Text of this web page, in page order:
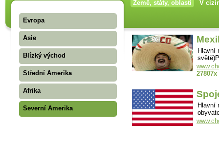
Země, státy, oblasti V
Evropa
Asie
Blízký východ
Střední Amerika
Afrika
Severní Amerika
Hlavní
27807x
Hlavní